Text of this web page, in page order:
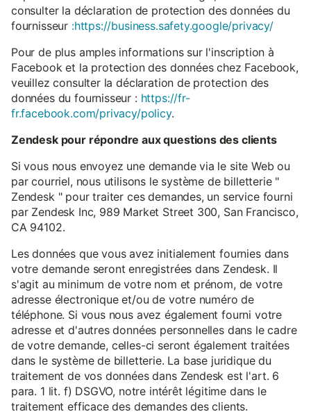
consulter la déclaration de protection des données du
fournisseur :https://business.safety.google/privacy/
Pour de plus amples informations sur l'inscription à
Facebook et la protection des données chez Facebook,
veuillez consulter la déclaration de protection des
données du fournisseur : https://fr-
fr.facebook.com/privacy/policy.
Zendesk pour répondre aux questions des clients
Si vous nous envoyez une demande via le site Web ou
par courriel, nous utilisons le système de billetterie "
Zendesk " pour traiter ces demandes, un service fourni
par Zendesk Inc, 989 Market Street 300, San Francisco,
CA 94102.
Les données que vous avez initialement fournies dans
votre demande seront enregistrées dans Zendesk. Il
s'agit au minimum de votre nom et prénom, de votre
adresse électronique et/ou de votre numéro de
téléphone. Si vous nous avez également fourni votre
adresse et d'autres données personnelles dans le cadre
de votre demande, celles-ci seront également traitées
dans le système de billetterie. La base juridique du
traitement de vos données dans Zendesk est l'art. 6
para. 1 lit. f) DSGVO, notre intérêt légitime dans le
traitement efficace des demandes des clients.